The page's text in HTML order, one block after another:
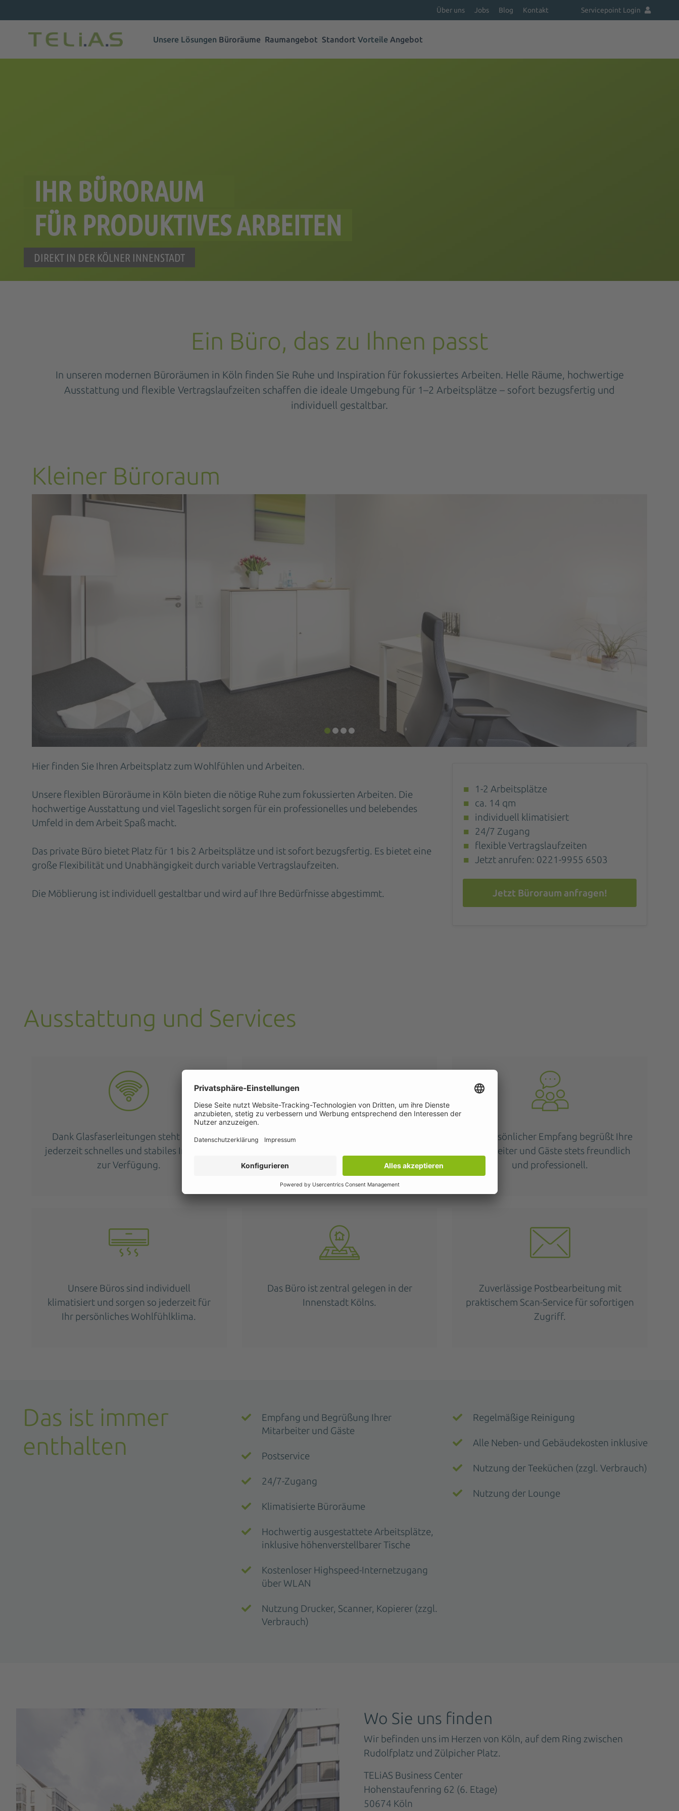
Über uns Jobs Blog Kontakt Servicepoint Login
Unsere Lösungen Büroräume Raumangebot Standort Vorteile Angebot
IHR BÜRORAUM
FÜR PRODUKTIVES ARBEITEN
DIREKT IN DER KÖLNER INNENSTADT
Ein Büro, das zu Ihnen passt
In unseren modernen Büroräumen in Köln finden Sie Ruhe und Inspiration für fokussiertes Arbeiten. Helle Räume, hochwertige
Ausstattung und flexible Vertragslaufzeiten schaffen die ideale Umgebung für 1–2 Arbeitsplätze – sofort bezugsfertig und
individuell gestaltbar.
Kleiner Büroraum
Hier finden Sie Ihren Arbeitsplatz zum Wohlfühlen und Arbeiten.
Unsere flexiblen Büroräume in Köln bieten die nötige Ruhe zum fokussierten Arbeiten. Die
hochwertige Ausstattung und viel Tageslicht sorgen für ein professionelles und belebendes
Umfeld in dem Arbeit Spaß macht.
Das private Büro bietet Platz für 1 bis 2 Arbeitsplätze und ist sofort bezugsfertig. Es bietet eine
große Flexibilität und Unabhängigkeit durch variable Vertragslaufzeiten.
Die Möblierung ist individuell gestaltbar und wird auf Ihre Bedürfnisse abgestimmt.
1-2 Arbeitsplätze
ca. 14 qm
individuell klimatisiert
24/7 Zugang
flexible Vertragslaufzeiten
Jetzt anrufen: 0221-9955 6503
Jetzt Büroraum anfragen!
Ausstattung und Services
Dank Glasfaserleitungen steht Ihnen
jederzeit schnelles und stabiles Internet
zur Verfügung.
Sie haben rund um die Uhr Zugang und
Ein persönlicher Empfang begrüßt Ihre
Mitarbeiter und Gäste stets freundlich
und professionell.
Unsere Büros sind individuell
klimatisiert und sorgen so jederzeit für
Ihr persönliches Wohlfühlklima.
Das Büro ist zentral gelegen in der
Innenstadt Kölns.
Zuverlässige Postbearbeitung mit
praktischem Scan-Service für sofortigen
Zugriff.
Empfang und Begrüßung Ihrer
Mitarbeiter und Gäste
Postservice
24/7-Zugang
Klimatisierte Büroräume
Hochwertig ausgestattete Arbeitsplätze,
inklusive höhenverstellbarer Tische
Kostenloser Highspeed-Internetzugang
über WLAN
Nutzung Drucker, Scanner, Kopierer (zzgl.
Verbrauch)
Regelmäßige Reinigung
Alle Neben- und Gebäudekosten inklusive
Nutzung der Teeküchen (zzgl. Verbrauch)
Nutzung der Lounge
Das ist immer
enthalten
Wo Sie uns finden
Wir befinden uns im Herzen von Köln, auf dem Ring zwischen
Rudolfplatz und Zülpicher Platz.
TELiAS Business Center
Hohenstaufenring 62 (6. Etage)
50674 Köln